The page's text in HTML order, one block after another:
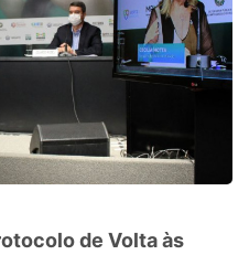
de Volta às